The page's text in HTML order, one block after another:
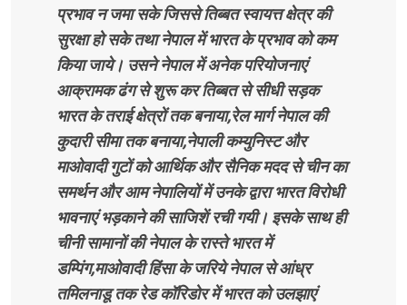
प्रभाव न जमा सके जिससे तिब्बत स्वायत्त क्षेत्र की
सुरक्षा हो सके तथा नेपाल में भारत के प्रभाव को कम
किया जाये। उसने नेपाल में अनेक परियोजनाएं
आक्रामक ढंग से शुरू कर तिब्बत से सीधी सड़क
भारत के तराई क्षेत्रों तक बनाया,रेल मार्ग नेपाल की
कुदारी सीमा तक बनाया,नेपाली कम्युनिस्ट और
माओवादी गुटों को आर्थिक और सैनिक मदद से चीन का
समर्थन और आम नेपालियों में उनके द्वारा भारत विरोधी
भावनाएं भड़काने की साजिशें रची गयी। इसके साथ ही
चीनी सामानों की नेपाल के रास्ते भारत में
डम्पिंग,माओवादी हिंसा के जरिये नेपाल से आंध्र
तमिलनाडू तक रेड कॉरिडोर में भारत को उलझाएं